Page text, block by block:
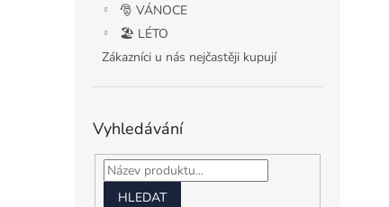
🎅 VÁNOCE
🏖️ LÉTO
Zákazníci u nás nejčastěji kupují
Vyhledávání
HLEDAT